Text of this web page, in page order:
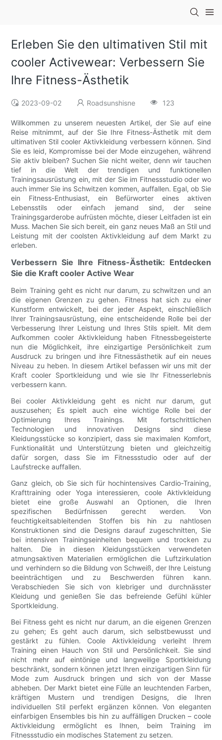
Erleben Sie den ultimativen Stil mit
cooler Activewear: Verbessern Sie
Ihre Fitness-Ästhetik
2023-09-02 Roadsunshisne 123
Willkommen zu unserem neuesten Artikel, der Sie auf eine
Reise mitnimmt, auf der Sie Ihre Fitness-Ästhetik mit dem
ultimativen Stil cooler Aktivkleidung verbessern können. Sind
Sie es leid, Kompromisse bei der Mode einzugehen, während
Sie aktiv bleiben? Suchen Sie nicht weiter, denn wir tauchen
tief in die Welt der trendigen und funktionellen
Trainingsausrüstung ein, mit der Sie im Fitnessstudio oder wo
auch immer Sie ins Schwitzen kommen, auffallen. Egal, ob Sie
ein Fitness-Enthusiast, ein Befürworter eines aktiven
Lebensstils oder einfach jemand sind, der seine
Trainingsgarderobe aufrüsten möchte, dieser Leitfaden ist ein
Muss. Machen Sie sich bereit, ein ganz neues Maß an Stil und
Leistung mit der coolsten Aktivkleidung auf dem Markt zu
erleben.
Verbessern Sie Ihre Fitness-Ästhetik: Entdecken
Sie die Kraft cooler Active Wear
Beim Training geht es nicht nur darum, zu schwitzen und an
die eigenen Grenzen zu gehen. Fitness hat sich zu einer
Kunstform entwickelt, bei der jeder Aspekt, einschließlich
Ihrer Trainingsausrüstung, eine entscheidende Rolle bei der
Verbesserung Ihrer Leistung und Ihres Stils spielt. Mit dem
Aufkommen cooler Aktivkleidung haben Fitnessbegeisterte
nun die Möglichkeit, ihre einzigartige Persönlichkeit zum
Ausdruck zu bringen und ihre Fitnessästhetik auf ein neues
Niveau zu heben. In diesem Artikel befassen wir uns mit der
Kraft cooler Sportkleidung und wie sie Ihr Fitnesserlebnis
verbessern kann.
Bei cooler Aktivkleidung geht es nicht nur darum, gut
auszusehen; Es spielt auch eine wichtige Rolle bei der
Optimierung Ihres Trainings. Mit fortschrittlichen
Technologien und innovativen Designs sind diese
Kleidungsstücke so konzipiert, dass sie maximalen Komfort,
Funktionalität und Unterstützung bieten und gleichzeitig
dafür sorgen, dass Sie im Fitnessstudio oder auf der
Laufstrecke auffallen.
Ganz gleich, ob Sie sich für hochintensives Cardio-Training,
Krafttraining oder Yoga interessieren, coole Aktivkleidung
bietet eine große Auswahl an Optionen, die Ihren
spezifischen Bedürfnissen gerecht werden. Von
feuchtigkeitsableitenden Stoffen bis hin zu nahtlosen
Konstruktionen sind die Designs darauf zugeschnitten, Sie
bei intensiven Trainingseinheiten bequem und trocken zu
halten. Die in diesen Kleidungsstücken verwendeten
atmungsaktiven Materialien ermöglichen die Luftzirkulation
und verhindern so die Bildung von Schweiß, der Ihre Leistung
beeinträchtigen und zu Beschwerden führen kann.
Verabschieden Sie sich von klebriger und durchnässter
Kleidung und genießen Sie das befreiende Gefühl kühler
Sportkleidung.
Bei Fitness geht es nicht nur darum, an die eigenen Grenzen
zu gehen; Es geht auch darum, sich selbstbewusst und
gestärkt zu fühlen. Coole Aktivkleidung verleiht Ihrem
Training einen Hauch von Stil und Persönlichkeit. Sie sind
nicht mehr auf eintönige und langweilige Sportkleidung
beschränkt, sondern können jetzt Ihren einzigartigen Sinn für
Mode zum Ausdruck bringen und sich von der Masse
abheben. Der Markt bietet eine Fülle an leuchtenden Farben,
kräftigen Mustern und trendigen Designs, die Ihren
individuellen Stil perfekt ergänzen können. Von eleganten
einfarbigen Ensembles bis hin zu auffälligen Drucken – coole
Aktivkleidung ermöglicht es Ihnen, beim Training im
Fitnessstudio ein modisches Statement zu setzen.